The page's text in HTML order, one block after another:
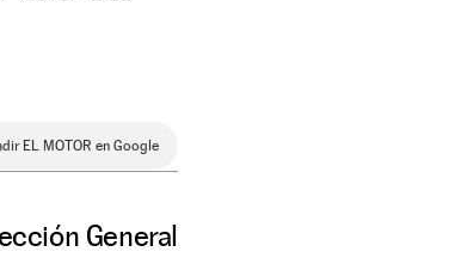
EL MOTOR en Google
General